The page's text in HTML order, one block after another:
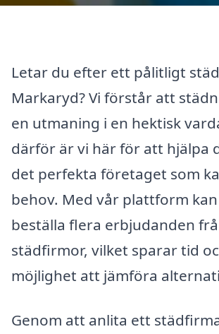
Letar du efter ett pålitligt
Markaryd? Vi förstår att
en utmaning i en hektisk
därför är vi här för att hjälpa
det perfekta företaget som
behov. Med vår plattform
beställa flera erbjudanden
städfirmor, vilket sparar tid
möjlighet att jämföra
Genom att anlita ett